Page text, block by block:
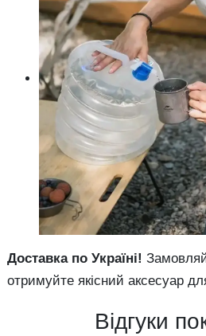
Доставка по Україні!
отримуйте якісний аксесуар
Відгуки